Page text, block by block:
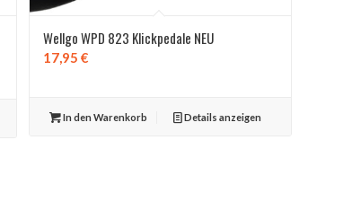
Wellgo WPD 823 Klickpedale NEU
17,95 €
In den Warenkorb Details anzeigen